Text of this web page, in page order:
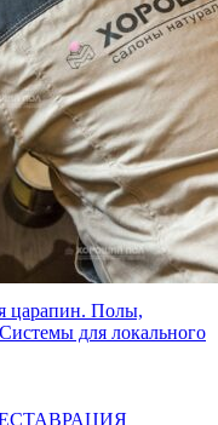
Полы,
для локального